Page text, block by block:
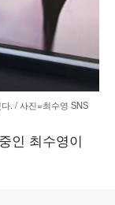
. / 사진=최수영 SNS
인 최수영이